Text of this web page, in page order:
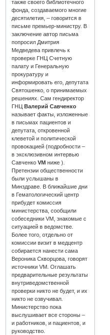
также своего библиотечного
фонда, создаваемого многие
десятилетия, – говорится в
письме премьер-министру. В
заключение автор письма
попросил Дмитрия
Медведева привлечь к
проверке ГНЦ Счетную
палату и Генеральную
прокуратуру и
информировать его, депутата
Святошенко, о принимаемых
решениях. Сам гендиректор
ГНЦВалерий Савченко
называет факты, изложенные
в письмах пациентов и
депутата, откровенной
клеветой и политической
провокацией (подробности –
в эксклюзивном интервью
СавченкоVM ниже ).
Претензии общественности
были услышаны в
Минздраве. В ближайшие дни
в Гематологический центр
прибудет комиссия
министерства, сообщили
собеседники VM, знакомые с
ситуацией в ведомстве.
Более того, отдельно от
комиссии визит в медцентр
собирается нанести сама
Вероника Скворцова, говорят
источники VM. Оглашать
предварительные результаты
внутриведомственной
проверки никто не будет, и их
никто не озвучивал.
Министерство пока
выслушивает все стороны –
и работников, и пациентов, и
руководство.